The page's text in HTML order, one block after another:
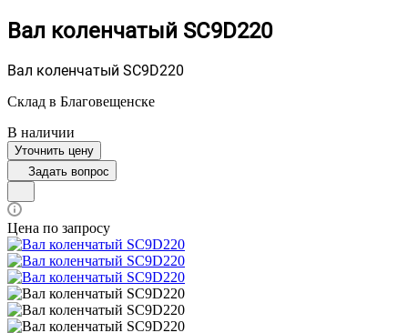
Вал коленчатый SC9D220
Вал коленчатый SC9D220
Склад в Благовещенске
В наличии
Уточнить цену
Задать вопрос
Цена по запросу